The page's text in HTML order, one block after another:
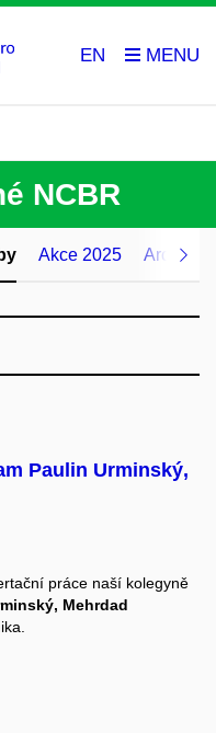
EN
NCBR
Akce 2025 Archiv
Paulin Urminský,
práce naší kolegyně
Mehrdad